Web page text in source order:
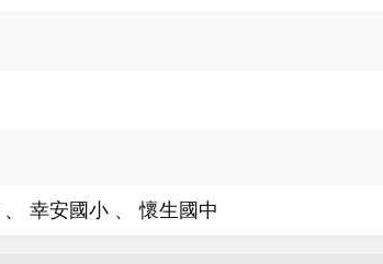
幸安國小 懷生國中